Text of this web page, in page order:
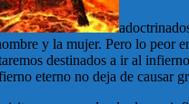
y la mujer. Pero lo peor
destinados a ir al
eterno no deja de causar